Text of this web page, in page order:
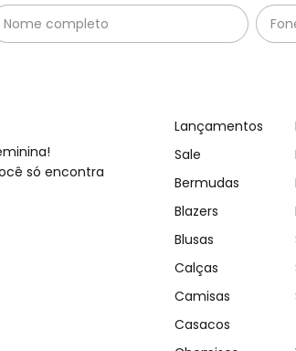
só encontra
Lançamentos
Sale
Bermudas
Blazers
Blusas
Calças
Camisas
Casacos